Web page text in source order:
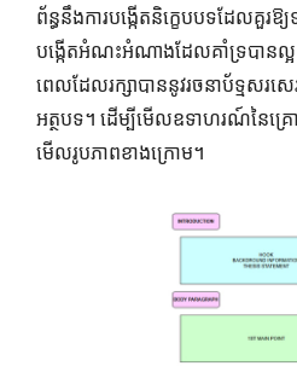
ព័ន្ធនឹងការបង្កើតនិក្ខេបបទដែលគួរឱ្
បង្កើតអំណះអំណាងដែលគាំទ្របានល្
ពេលដែលរក្សាបាននូវរចនាប័ទ្មសរស
អត្ថបទ។ ដើម្បីមើលឧទាហរណ៍នៃគ្
មើលរូបភាពខាងក្រោម។